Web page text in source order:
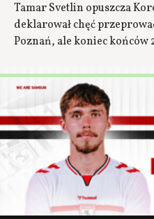
Tamar Svetlin opuszcza
deklarował chęć
Poznań, ale koniec końców